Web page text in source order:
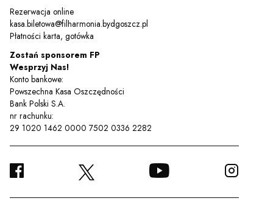
Rezerwacja online
kasa.biletowa@filharmonia.bydgoszcz.pl
Płatności karta, gotówka
Zostań sponsorem FP
Wesprzyj Nas!
Konto bankowe:
Powszechna Kasa Oszczędności
Bank Polski S.A.
nr rachunku:
29 1020 1462 0000 7502 0336 2282
FACEBOOKTWITTER YOUTUBE